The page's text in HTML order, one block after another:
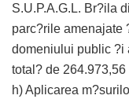
S.U.P.A.G.L. Br?ila
parc?rile amenajate
domeniului public ?i
total? de 264.973,56
h) Aplicarea